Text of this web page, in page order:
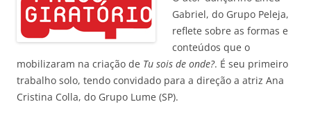
Gabriel, do Grupo Peleja,
reflete sobre as formas e
conteúdos que o
mobilizaram na criação de Tu sois de onde?. É seu primeiro
trabalho solo, tendo convidado para a direção a atriz Ana
Cristina Colla, do Grupo Lume (SP).